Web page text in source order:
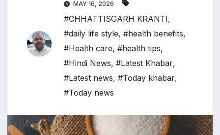
MAY 16, 2026
#CHHATTISGARH KRANTI,
#daily life style, #health benefits,
#Health care, #health tips,
#Hindi News, #Latest Khabar,
#Latest news, #Today khabar,
#Today news